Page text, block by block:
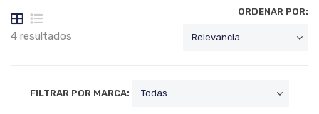
4 resultados
ORDENAR POR:
FILTRAR POR MARCA: